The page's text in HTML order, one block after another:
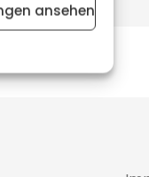
ansehen